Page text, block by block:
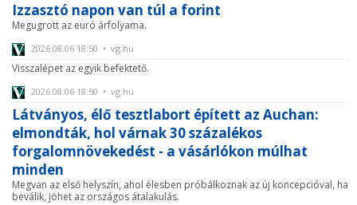
Izzasztó napon van túl a forint
Megugrott az euró árfolyama.
2026.08.06 18:50 • vg.hu
Visszalépet az egyik befektető.
2026.08.06 18:50 • vg.hu
Látványos, élő tesztlabort épített az Auchan:
elmondták, hol várnak 30 százalékos
forgalomnövekedést - a vásárlókon múlhat
minden
Megvan az első helyszín, ahol élesben próbálkoznak az új koncepcióval, ha
beválik, jöhet az országos átalakulás.